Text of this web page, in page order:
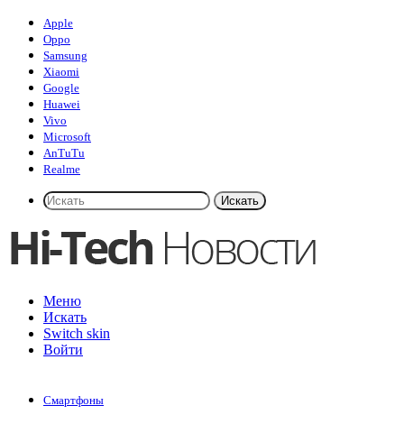
Apple
Oppo
Samsung
Xiaomi
Google
Huawei
Vivo
Microsoft
AnTuTu
Realme
Искать
Меню
Искать
Switch skin
Войти
Смартфоны